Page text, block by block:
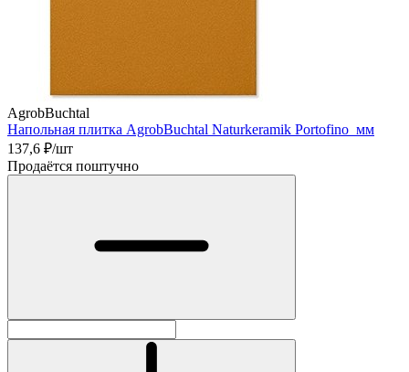
AgrobBuchtal
Напольная плитка AgrobBuchtal Naturkeramik Portofino мм
137,6 ₽/шт
Продаётся поштучно